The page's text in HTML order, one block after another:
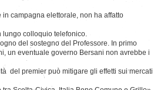
campagna elettorale, non ha affatto
lungo colloquio telefonico.
del sostegno del Professore. In primo
un eventuale governo Bersani non avrebbe i
del premier può mitigare gli effetti sui mercati